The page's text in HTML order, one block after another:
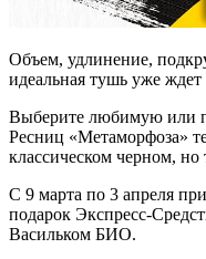
Объем, удлинение,
идеальная тушь уже
Выберите любимую или
Ресниц «Метаморфоза»
классическом черном,
С 9 марта по 3 апреля
подарок Экспресс-
Васильком БИО.